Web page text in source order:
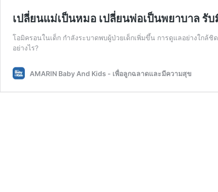
เปลี่ยนแม่เป็นหมอ เปลี่ยนพ่อเป็นพยาบาล รั
โอมิครอนในเด็ก กำลังระบาดพบผู้ป่วยเด็กเพิ่มขึ้น การดูแลอย่างใกล้
อย่างไร?
AMARIN Baby And Kids - เพื่อลูกฉลาดและมีความสุข